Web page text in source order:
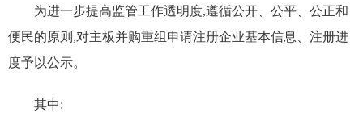
为进一步提高监管工作透明度,遵循公开、公平、公正和
便民的原则,对主板并购重组申请注册企业基本信息、注册进
度予以公示。
其中: